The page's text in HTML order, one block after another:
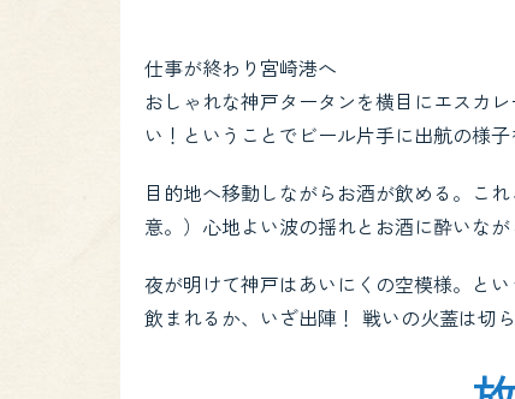
仕事が終わり宮崎港へ
おしゃれな神戸タータンを横目にエスカ
い！ということでビール片手に出航の様子
目的地へ移動しながらお酒が飲める。こ
意。）心地よい波の揺れとお酒に酔いな
夜が明けて神戸はあいにくの空模様。と
飲まれるか、いざ出陣！ 戦いの火蓋は切